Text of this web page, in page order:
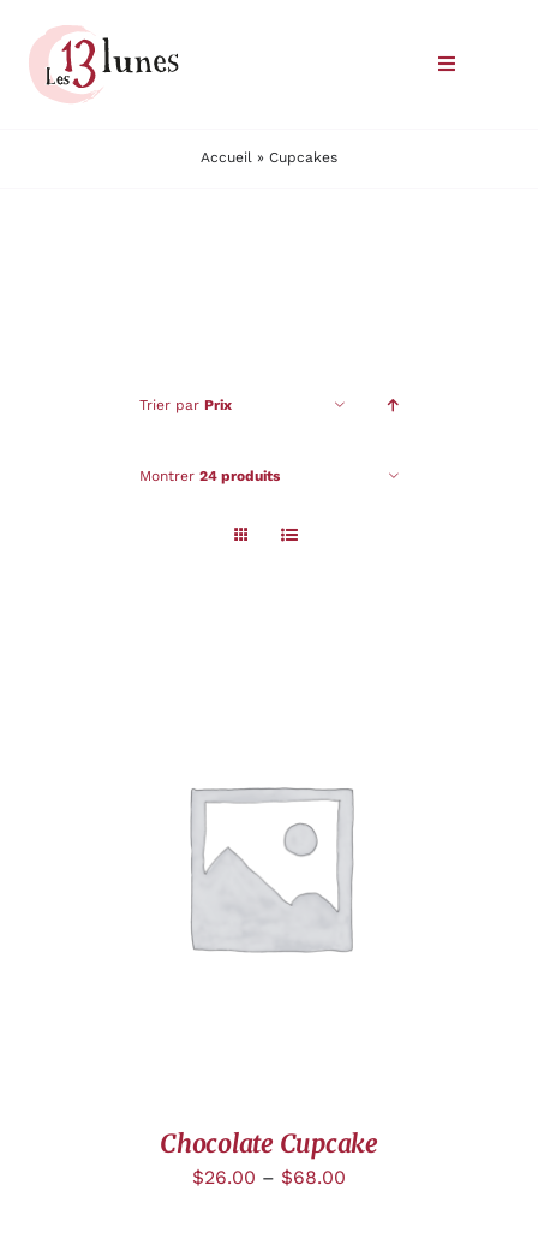
contenu
Toggle
Accueil » Cupcakes
Trier par Prix
Montrer 24 produits
DÉTAILS
Chocolate Cupcake
$26.00 – $68.00